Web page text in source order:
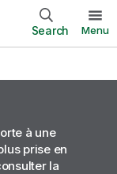
Search Menu
à une
prise en
la